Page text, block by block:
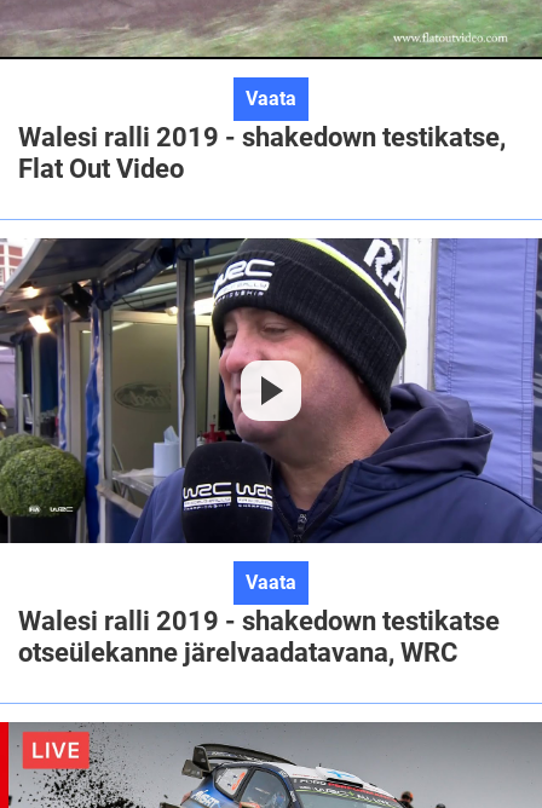
Vaata
ralli
shakedown
testikatse,
Flat
Video
Walesi ralli 2019 - shakedown testikatse,
Flat Out Video
Vaata
ralli
2019
-
shakedown
testikatse
otseülekanne
järelvaadatavana,
Walesi ralli 2019 - shakedown testikatse
otseülekanne järelvaadatavana, WRC